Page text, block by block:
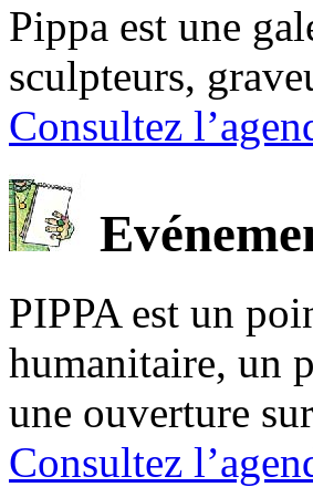
Pippa est une
sculpteurs,
Consultez
PIPPA est un
humanitaire, un
une ouverture
Consultez